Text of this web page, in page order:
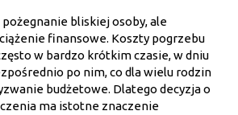
bliskiej osoby, ale
finansowe. Koszty pogrzebu
w bardzo krótkim czasie, w dniu
po nim, co dla wielu rodzin
budżetowe. Dlatego decyzja o
ma istotne znaczenie